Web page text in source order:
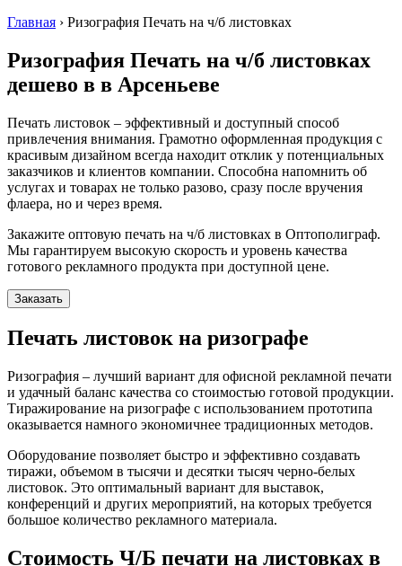
Главная › Ризография Печать на ч/б листовках
Ризография Печать на ч/б листовках
дешево в в Арсеньеве
Печать листовок – эффективный и доступный способ
привлечения внимания. Грамотно оформленная продукция с
красивым дизайном всегда находит отклик у потенциальных
заказчиков и клиентов компании. Способна напомнить об
услугах и товарах не только разово, сразу после вручения
флаера, но и через время.
Закажите оптовую печать на ч/б листовках в Оптополиграф.
Мы гарантируем высокую скорость и уровень качества
готового рекламного продукта при доступной цене.
Заказать
Печать листовок на ризографе
Ризография – лучший вариант для офисной рекламной печати
и удачный баланс качества со стоимостью готовой продукции.
Тиражирование на ризографе с использованием прототипа
оказывается намного экономичнее традиционных методов.
Оборудование позволяет быстро и эффективно создавать
тиражи, объемом в тысячи и десятки тысяч черно-белых
листовок. Это оптимальный вариант для выставок,
конференций и других мероприятий, на которых требуется
большое количество рекламного материала.
Стоимость Ч/Б печати на листовках в